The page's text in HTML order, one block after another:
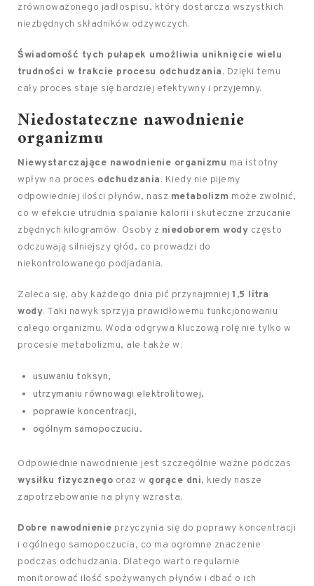
zrównoważonego jadłospisu, który dostarcza wszystkich
niezbędnych składników odżywczych.
Świadomość tych pułapek umożliwia uniknięcie wielu
trudności w trakcie procesu odchudzania. Dzięki temu
cały proces staje się bardziej efektywny i przyjemny.
Niedostateczne nawodnienie
organizmu
Niewystarczające nawodnienie organizmu ma istotny
wpływ na proces odchudzania. Kiedy nie pijemy
odpowiedniej ilości płynów, nasz metabolizm może zwolnić,
co w efekcie utrudnia spalanie kalorii i skuteczne zrzucanie
zbędnych kilogramów. Osoby z niedoborem wody często
odczuwają silniejszy głód, co prowadzi do
niekontrolowanego podjadania.
Zaleca się, aby każdego dnia pić przynajmniej 1,5 litra
wody. Taki nawyk sprzyja prawidłowemu funkcjonowaniu
całego organizmu. Woda odgrywa kluczową rolę nie tylko w
procesie metabolizmu, ale także w:
usuwaniu toksyn,
utrzymaniu równowagi elektrolitowej,
poprawie koncentracji,
ogólnym samopoczuciu.
Odpowiednie nawodnienie jest szczególnie ważne podczas
wysiłku fizycznego oraz w gorące dni, kiedy nasze
zapotrzebowanie na płyny wzrasta.
Dobre nawodnienie przyczynia się do poprawy koncentracji
i ogólnego samopoczucia, co ma ogromne znaczenie
podczas odchudzania. Dlatego warto regularnie
monitorować ilość spożywanych płynów i dbać o ich